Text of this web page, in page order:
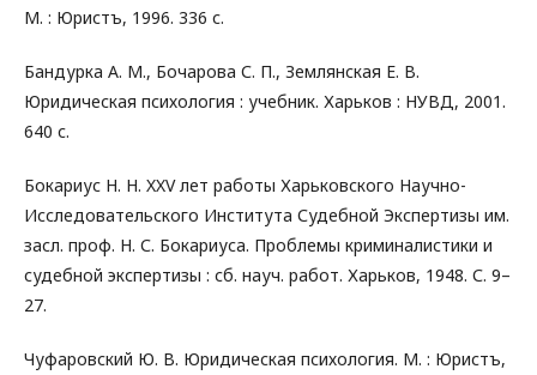
М. : Юристъ, 1996. 336 с.
Бандурка А. М., Бочарова С. П., Землянская Е. В.
Юридическая психология : учебник. Харьков : НУВД, 2001.
640 с.
Бокариус Н. Н. XXV лет работы Харьковского Научно-
Исследовательского Института Судебной Экспертизы им.
засл. проф. Н. С. Бокариуса. Проблемы криминалистики и
судебной экспертизы : сб. науч. работ. Харьков, 1948. С. 9–
27.
Чуфаровский Ю. В. Юридическая психология. М. : Юристъ,